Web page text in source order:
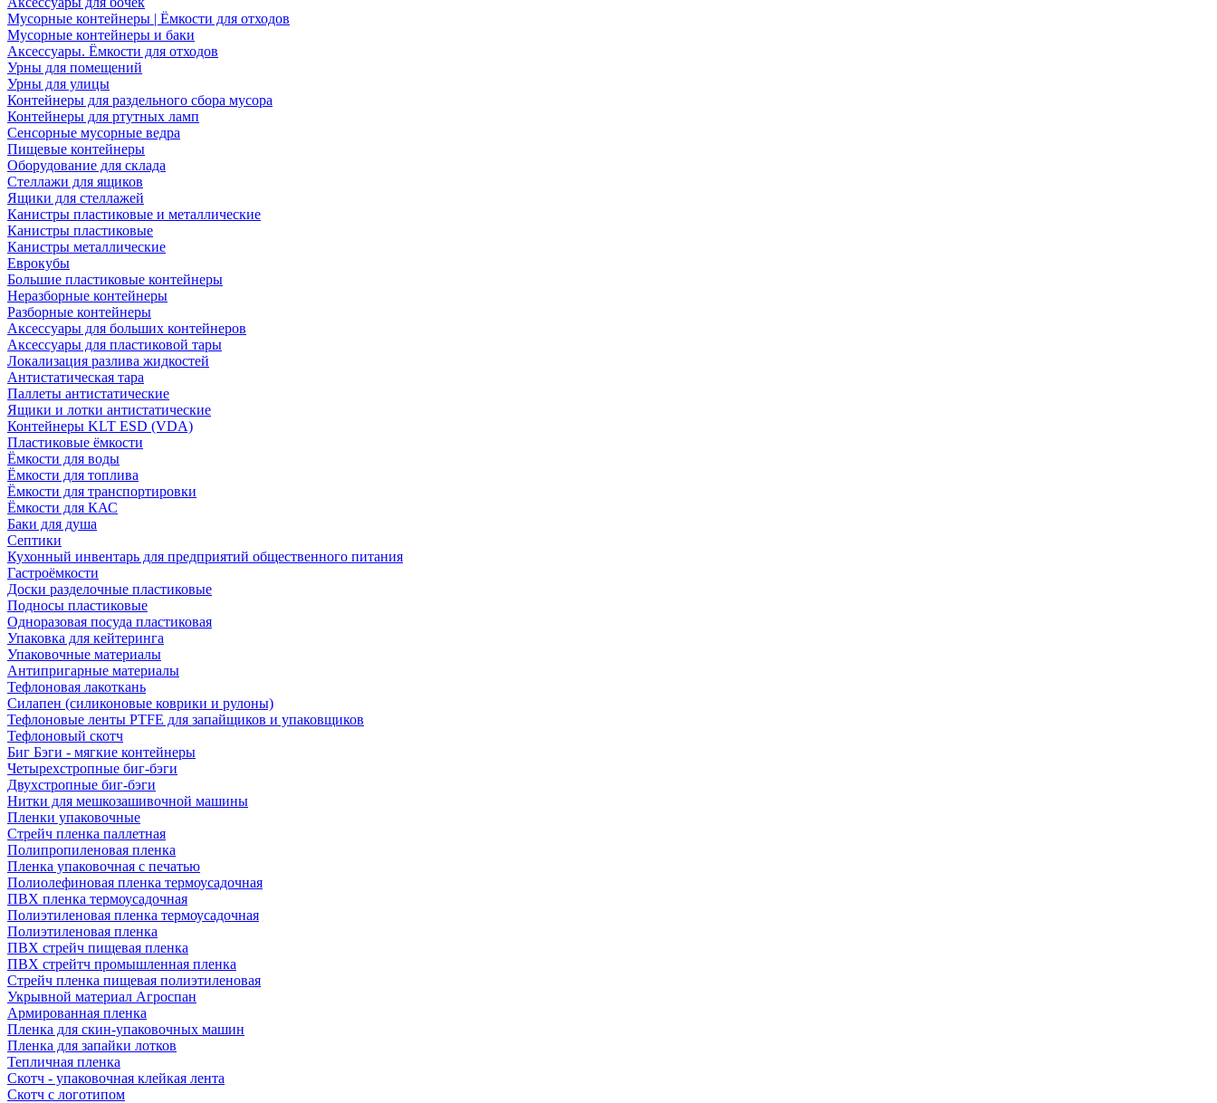
Мусорные контейнеры | Ёмкости для отходов
Мусорные контейнеры и баки
Аксессуары. Ёмкости для отходов
Урны для помещений
Урны для улицы
Контейнеры для раздельного сбора мусора
Контейнеры для ртутных ламп
Сенсорные мусорные ведра
Пищевые контейнеры
Оборудование для склада
Стеллажи для ящиков
Ящики для стеллажей
Канистры пластиковые и металлические
Канистры пластиковые
Канистры металлические
Еврокубы
Большие пластиковые контейнеры
Неразборные контейнеры
Разборные контейнеры
Аксессуары для больших контейнеров
Аксессуары для пластиковой тары
Локализация разлива жидкостей
Антистатическая тара
Паллеты антистатические
Ящики и лотки антистатические
Контейнеры KLT ESD (VDA)
Пластиковые ёмкости
Ёмкости для воды
Ёмкости для топлива
Ёмкости для транспортировки
Ёмкости для КАС
Баки для душа
Септики
Кухонный инвентарь для предприятий общественного питания
Гастроёмкости
Доски разделочные пластиковые
Подносы пластиковые
Одноразовая посуда пластиковая
Упаковка для кейтеринга
Упаковочные материалы
Антипригарные материалы
Тефлоновая лакоткань
Силапен (силиконовые коврики и рулоны)
Тефлоновые ленты PTFE для запайщиков и упаковщиков
Тефлоновый скотч
Биг Бэги - мягкие контейнеры
Четырехстропные биг-бэги
Двухстропные биг-бэги
Нитки для мешкозашивочной машины
Пленки упаковочные
Стрейч пленка паллетная
Полипропиленовая пленка
Пленка упаковочная с печатью
Полиолефиновая пленка термоусадочная
ПВХ пленка термоусадочная
Полиэтиленовая пленка термоусадочная
Полиэтиленовая пленка
ПВХ стрейч пищевая пленка
ПВХ стрейтч промышленная пленка
Стрейч пленка пищевая полиэтиленовая
Укрывной материал Агроспан
Армированная пленка
Пленка для скин-упаковочных машин
Пленка для запайки лотков
Тепличная пленка
Скотч - упаковочная клейкая лента
Скотч с логотипом